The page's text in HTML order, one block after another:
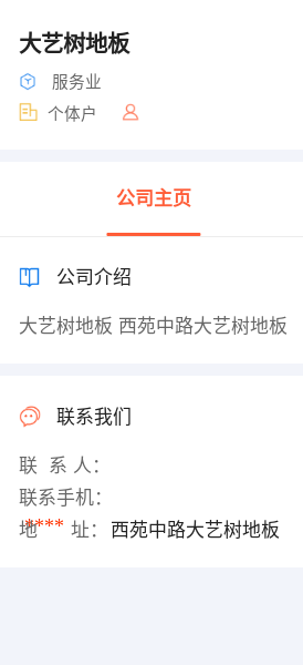
大艺树地板
服务业
个体户
公司主页
公司介绍
大艺树地板 西苑中路大艺树地板
联系我们
联 系 人：
联系手机：
****
地 址： 西苑中路大艺树地板